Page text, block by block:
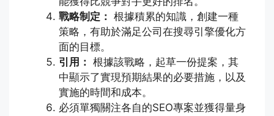
戰略制定： 根據積累的知識，創建一種
策略，有助於滿足公司在搜尋引擎優化方
面的目標。
引用： 根據該戰略，起草一份提案，其
中顯示了實現預期結果的必要措施，以及
實施的時間和成本。
必須單獨關注各自的SEO專案並獲得量身